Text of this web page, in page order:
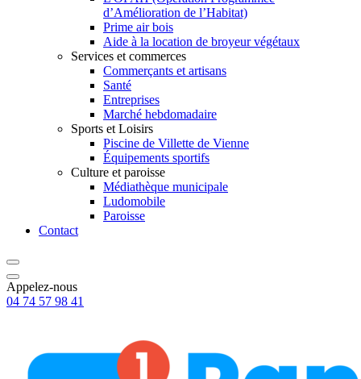
d’Amélioration de l’Habitat)
Prime air bois
Aide à la location de broyeur végétaux
Services et commerces
Commerçants et artisans
Santé
Entreprises
Marché hebdomadaire
Sports et Loisirs
Piscine de Villette de Vienne
Équipements sportifs
Culture et paroisse
Médiathèque municipale
Ludomobile
Paroisse
Contact
Appelez-nous
04 74 57 98 41